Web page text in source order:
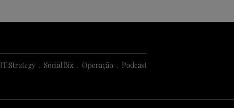
IT Strategy Social Biz Operação Podcast